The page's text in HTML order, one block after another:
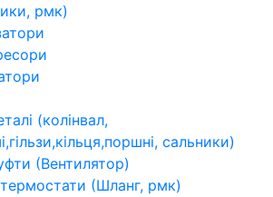
рмк)
(колінвал,
сальники)
(Вентилятор)
(Шланг, рмк)